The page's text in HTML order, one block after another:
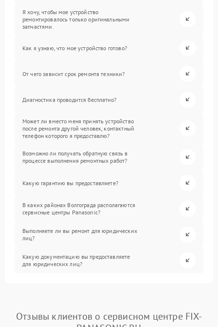
Я хочу, чтобы мое устройство
ремонтировалось только оригинальными
запчастями.
Как я узнаю, что мое устройство готово?
От чего зависит срок ремонта техники?
Диагностика проводится бесплатно?
Может ли вместо меня принять устройство
после ремонта другой человек, контактный
телефон которого я предоставлю?
Возможно ли получать обратную связь в
процессе выполнения ремонтных работ?
Какую гарантию вы предоставляете?
В каких районах Волгограда располагаются
сервисные центры Panasonic?
Выполняете ли вы ремонт для юридических
лиц?
Какую документацию вы предоставляете
для юридических лиц?
Отзывы клиентов о сервисном центре FIX-